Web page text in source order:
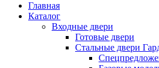
Главная
Каталог
Входные двери
Готовые двери
Стальные двери